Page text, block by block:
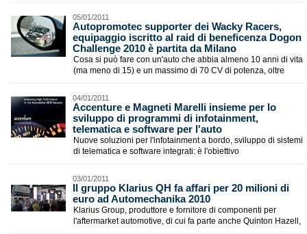
05/01/2011
Autopromotec supporter dei Wacky Racers,
equipaggio iscritto al raid di beneficenza Dogon
Challenge 2010 è partita da Milano
Cosa si può fare con un'auto che abbia almeno 10 anni di vita
(ma meno di 15) e un massimo di 70 CV di potenza, oltre
04/01/2011
Accenture e Magneti Marelli insieme per lo
sviluppo di programmi di infotainment,
telematica e software per l'auto
Nuove soluzioni per l'infotainment a bordo, sviluppo di sistemi
di telematica e software integrati: è l'obiettivo
03/01/2011
Il gruppo Klarius QH fa affari per 20 milioni di
euro ad Automechanika 2010
Klarius Group, produttore e fornitore di componenti per
l'aftermarket automotive, di cui fa parte anche Quinton Hazell,